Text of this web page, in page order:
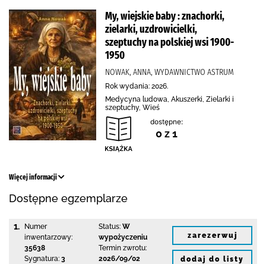
My, wiejskie baby : znachorki,
zielarki, uzdrowicielki,
szeptuchy na polskiej wsi 1900-
1950
NOWAK, ANNA, WYDAWNICTWO ASTRUM
Rok wydania: 2026.
Medycyna ludowa, Akuszerki, Zielarki i
szeptuchy, Wieś
dostępne:
0 z 1
Więcej informacji
Dostępne egzemplarze
1.
Numer
inwentarzowy:
35638
Sygnatura: 3
Status: W
wypożyczeniu
Termin zwrotu:
2026/09/02
zarezerwuj
dodaj do listy